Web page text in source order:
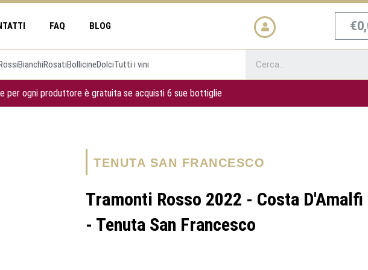
FAQ BLOG €
BianchiRosatiBollicineDolciTutti i vini
per ogni produttore è gratuita se acquisti 6 sue bottiglie
TENUTA SAN FRANCESCO
Tramonti Rosso 2022 - Costa D'Amalfi
- Tenuta San Francesco